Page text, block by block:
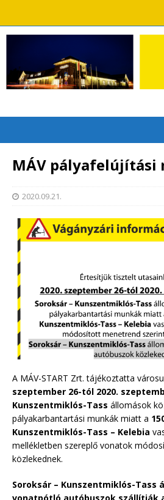
MÁV pályafelújítási
2020.09.21.
A MÁV-START Zrt. tájékoztatta
szeptember 26-tól 2020.
Kunszentmiklós-Tass állomások
pályakarbantartási munkák miatt a
Kunszentmiklós-Tass – Kelebia
mellékletben szereplő vonatok
közlekednek.
Soroksár – Kunszentmiklós-Tass
vonatpótló autóbuszok szállítják